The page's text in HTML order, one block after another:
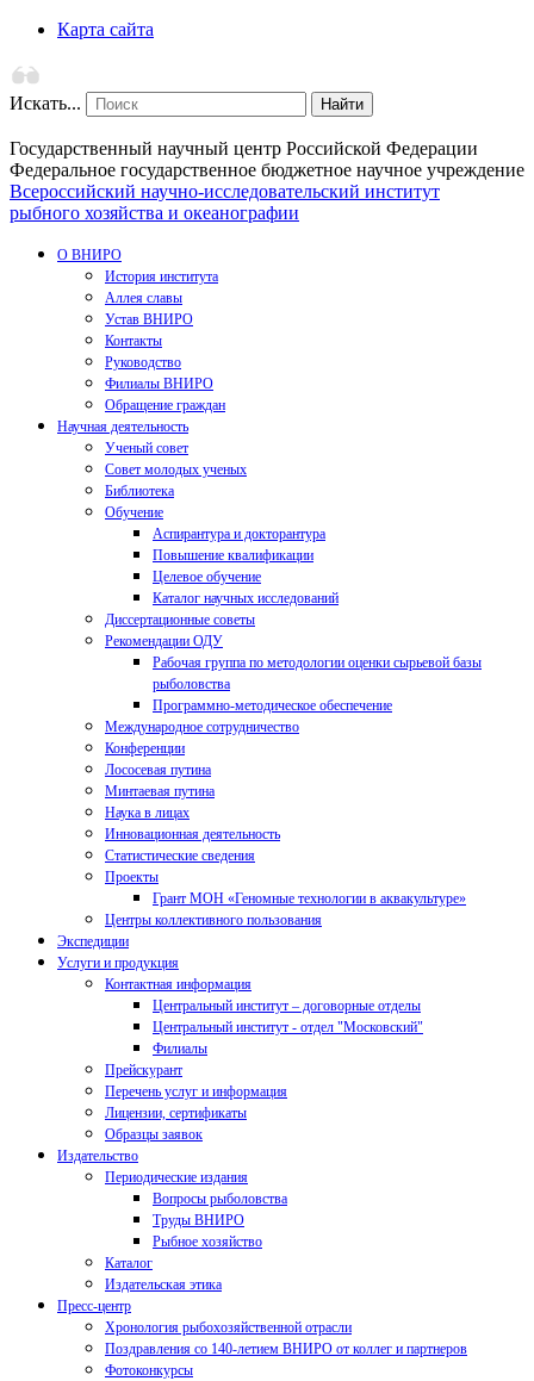
Карта сайта
Искать... Найти
Государственный научный центр Российской Федерации
Федеральное государственное бюджетное научное учреждение
Всероссийский научно-исследовательский институт
рыбного хозяйства и океанографии
О ВНИРО
История института
Аллея славы
Устав ВНИРО
Контакты
Руководство
Филиалы ВНИРО
Обращение граждан
Научная деятельность
Ученый совет
Совет молодых ученых
Библиотека
Обучение
Аспирантура и докторантура
Повышение квалификации
Целевое обучение
Каталог научных исследований
Диссертационные советы
Рекомендации ОДУ
Рабочая группа по методологии оценки сырьевой базы
рыболовства
Программно-методическое обеспечение
Международное сотрудничество
Конференции
Лососевая путина
Минтаевая путина
Наука в лицах
Инновационная деятельность
Статистические сведения
Проекты
Грант МОН «Геномные технологии в аквакультуре»
Центры коллективного пользования
Экспедиции
Услуги и продукция
Контактная информация
Центральный институт – договорные отделы
Центральный институт - отдел "Московский"
Филиалы
Прейскурант
Перечень услуг и информация
Лицензии, сертификаты
Образцы заявок
Издательство
Периодические издания
Вопросы рыболовства
Труды ВНИРО
Рыбное хозяйство
Каталог
Издательская этика
Пресс-центр
Хронология рыбохозяйственной отрасли
Поздравления со 140-летием ВНИРО от коллег и партнеров
Фотоконкурсы